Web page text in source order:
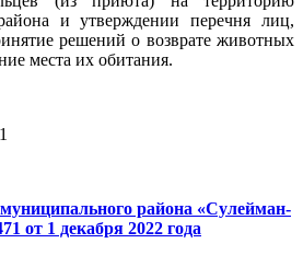
и утверждении перечня лиц,
решений о возврате животных
места их обитания.
района «Сулейман-
от 1 декабря 2022 года